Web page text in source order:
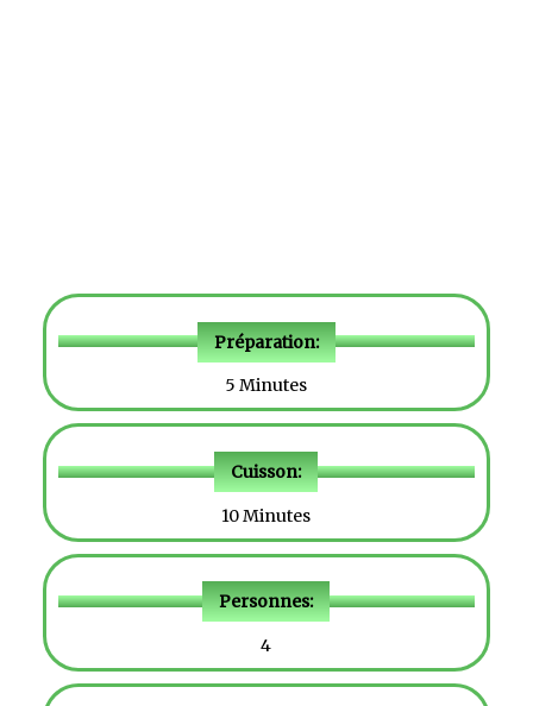
Préparation:
5 Minutes
Cuisson:
10 Minutes
Personnes:
4